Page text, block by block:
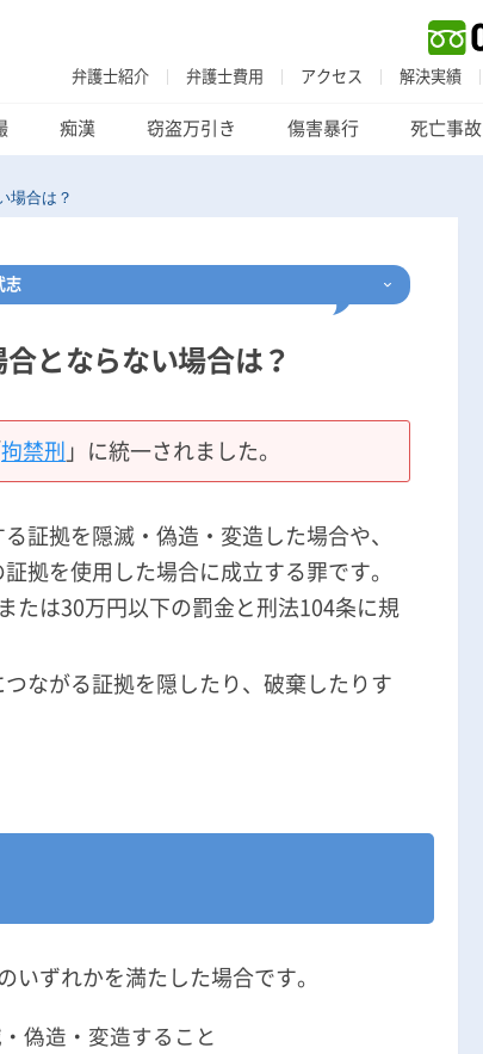
弁護士紹介 弁護士費用 アクセス 解決実績
件でお困りの方
事件の無料相談
事件の記事一覧
セス
痴漢 窃盗万引き 傷害暴行 死亡事故
場合は？
志
とならない場合は？
拘禁刑 」に統一されました。
証拠を隠滅・偽造・変造した場合や、
拠を使用した場合に成立する罪です。
たは30万円以下の罰金と刑法104条に規
ながる証拠を隠したり、破棄したりす
いずれかを満たした場合です。
偽造・変造すること